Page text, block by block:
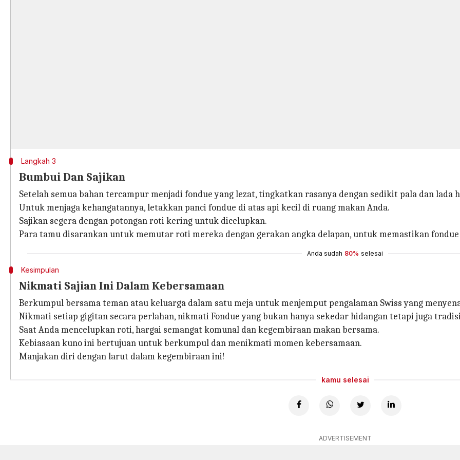
Langkah 3
Bumbui Dan Sajikan
Setelah semua bahan tercampur menjadi fondue yang lezat, tingkatkan rasanya dengan sedikit pala dan lada
Untuk menjaga kehangatannya, letakkan panci fondue di atas api kecil di ruang makan Anda.
Sajikan segera dengan potongan roti kering untuk dicelupkan.
Para tamu disarankan untuk memutar roti mereka dengan gerakan angka delapan, untuk memastikan
Anda sudah 80% selesai
Kesimpulan
Nikmati Sajian Ini Dalam Kebersamaan
Berkumpul bersama teman atau keluarga dalam satu meja untuk menjemput pengalaman Swiss yang
Nikmati setiap gigitan secara perlahan, nikmati Fondue yang bukan hanya sekedar hidangan tetapi juga
Saat Anda mencelupkan roti, hargai semangat komunal dan kegembiraan makan bersama.
Kebiasaan kuno ini bertujuan untuk berkumpul dan menikmati momen kebersamaan.
Manjakan diri dengan larut dalam kegembiraan ini!
kamu selesai
ADVERTISEMENT